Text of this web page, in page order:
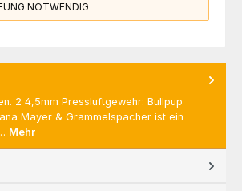
NOTWENDIG
2 4,5mm Pressluftgewehr: Bullpup
Mayer & Grammelspacher ist ein
Mehr